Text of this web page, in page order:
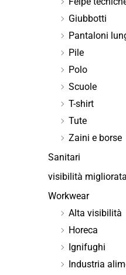
Giubbotti
Pantaloni
Pile
Polo
Scuole
T-shirt
Tute
Zaini e borse
Sanitari
visibilità migliorata
Workwear
Alta visibilità
Horeca
Ignifughi
Industria